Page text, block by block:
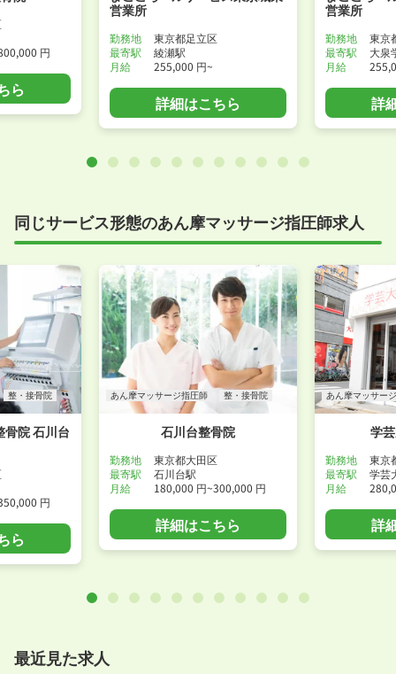
円
ら
営業所
勤務地
東京都足立区
最寄駅
綾瀬駅
月給
255,000 円~
詳細はこちら
営業所
勤務地
東京
最寄駅
大泉
月給
詳
同じサービス形態のあん摩マッサージ指圧師求人
整・接骨院
院 石川台
円
ら
あん摩マッサージ指圧師 整・接骨院
石川台整骨院
勤務地
東京都大田区
最寄駅
石川台駅
月給
180,000 円~300,000 円
詳細はこちら
あん摩マッサー
学
勤務地
東京
最寄駅
学芸
月給
詳
最近見た求人